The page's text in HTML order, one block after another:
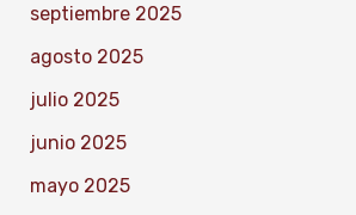
septiembre 2025
agosto 2025
julio 2025
junio 2025
mayo 2025